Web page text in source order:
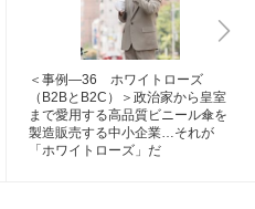
＜事例―36 ホワイトローズ
（B2BとB2C）＞政治家から皇室
まで愛用する高品質ビニール傘を
製造販売する中小企業…それが
「ホワイトローズ」だ